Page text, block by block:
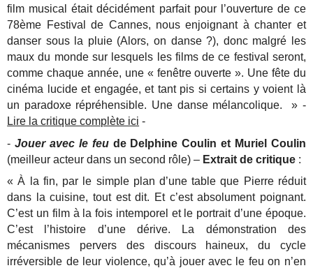
film musical était décidément parfait pour l’ouverture de ce
78ème Festival de Cannes, nous enjoignant à chanter et
danser sous la pluie (Alors, on danse ?), donc malgré les
maux du monde sur lesquels les films de ce festival seront,
comme chaque année, une « fenêtre ouverte ». Une fête du
cinéma lucide et engagée, et tant pis si certains y voient là
un paradoxe répréhensible. Une danse mélancolique. » -
Lire la critique complète ici -
- Jouer avec le feu de Delphine Coulin et Muriel Coulin
(meilleur acteur dans un second rôle) – Extrait de critique :
« À la fin, par le simple plan d’une table que Pierre réduit
dans la cuisine, tout est dit. Et c’est absolument poignant.
C’est un film à la fois intemporel et le portrait d’une époque.
C’est l’histoire d’une dérive. La démonstration des
mécanismes pervers des discours haineux, du cycle
irréversible de leur violence, qu’à jouer avec le feu on n’en